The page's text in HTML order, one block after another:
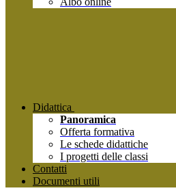
Didattica
Panoramica
Offerta formativa
Le schede didattiche
I progetti delle classi
Contatti
Documenti utili